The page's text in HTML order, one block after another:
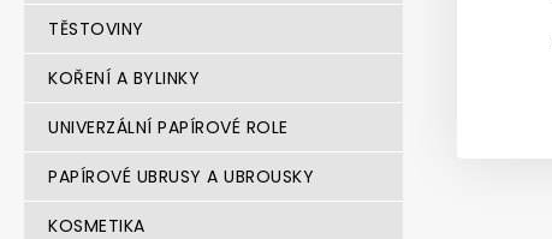
TĚSTOVINY
KOŘENÍ A BYLINKY
UNIVERZÁLNÍ PAPÍROVÉ ROLE
PAPÍROVÉ UBRUSY A UBROUSKY
KOSMETIKA